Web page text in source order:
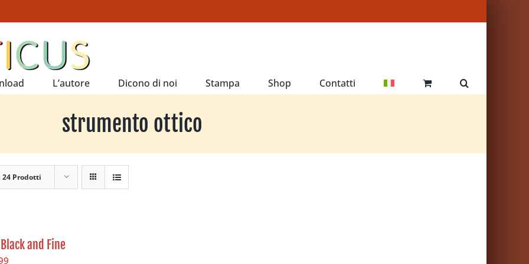
L’autore Dicono di noi Stampa Shop Contatti
strumento ottico
24 Prodotti
Black and Fine